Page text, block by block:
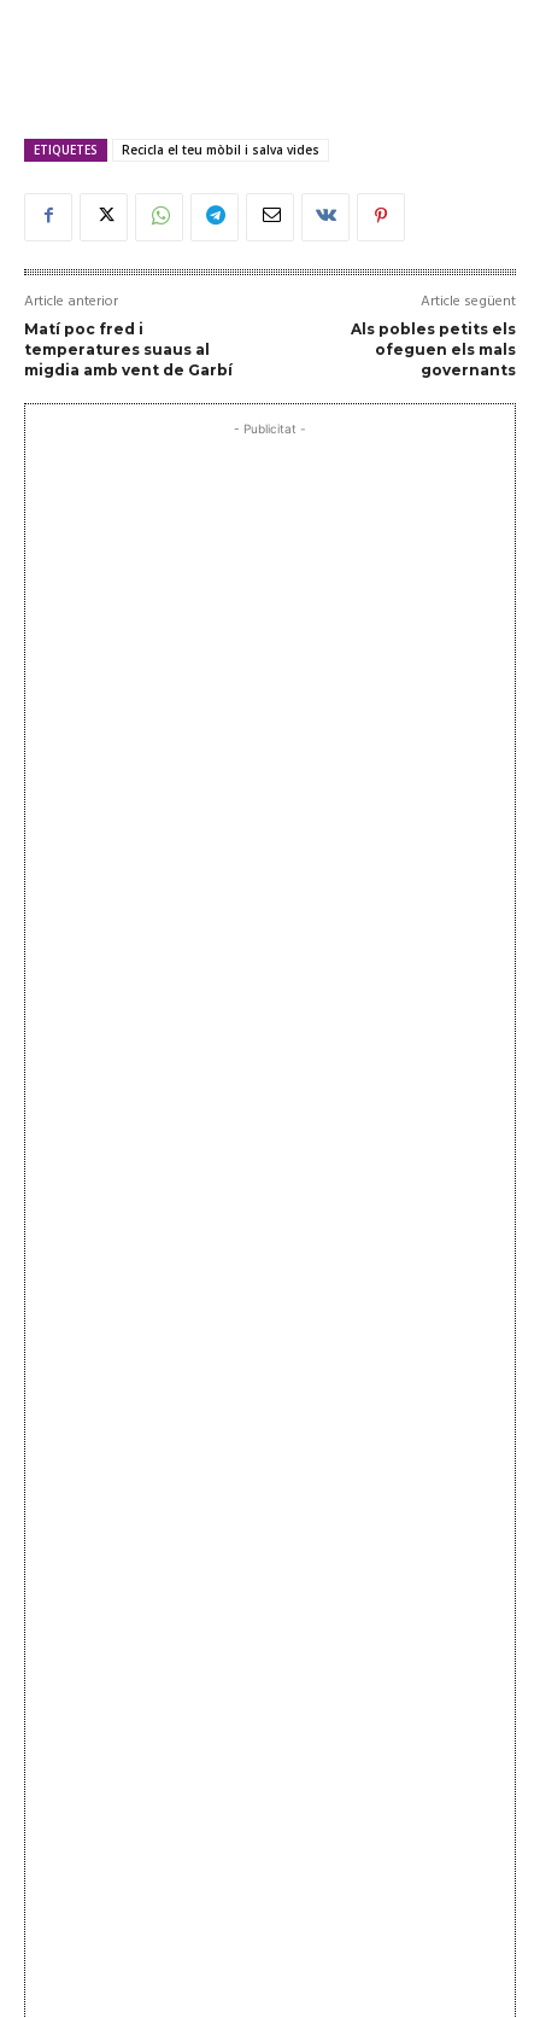
ETIQUETES Recicla el teu mòbil i salva vides
Article anterior
Matí poc fred i
temperatures suaus al
migdia amb vent de Garbí
Article següent
Als pobles petits els
ofeguen els mals
governants
- Publicitat -